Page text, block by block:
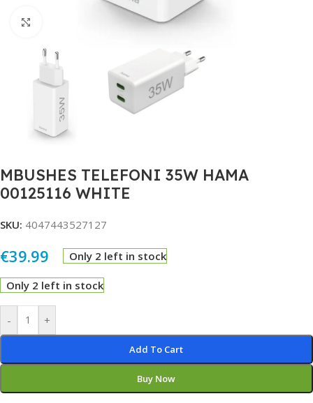
MBUSHES TELEFONI 35W HAMA
00125116 WHITE
SKU: 4047443527127
€39.99 Only 2 left in stock
Only 2 left in stock
- +
Add To Cart
Buy Now
Alternative: